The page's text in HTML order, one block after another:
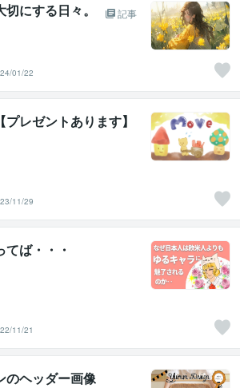
切にする日々。
記事
01/22
レゼントあります】
11/29
ば・・・
11/21
のヘッダー画像